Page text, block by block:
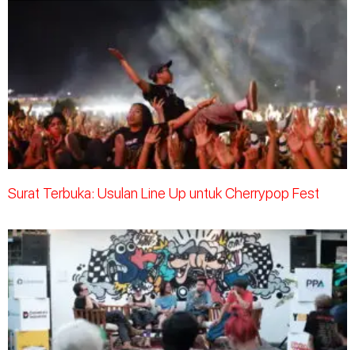
Surat Terbuka: Usulan Line Up untuk Cherrypop Fest